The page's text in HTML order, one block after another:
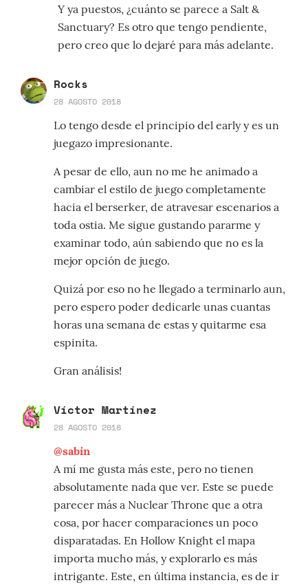
Y ya puestos, ¿cuánto se parece a Salt &
Sanctuary? Es otro que tengo pendiente,
pero creo que lo dejaré para más adelante.
Rocks
28 AGOSTO 2018
Lo tengo desde el principio del early y es un
juegazo impresionante.
A pesar de ello, aun no me he animado a
cambiar el estilo de juego completamente
hacia el berserker, de atravesar escenarios a
toda ostia. Me sigue gustando pararme y
examinar todo, aún sabiendo que no es la
mejor opción de juego.
Quizá por eso no he llegado a terminarlo aun,
pero espero poder dedicarle unas cuantas
horas una semana de estas y quitarme esa
espinita.
Gran análisis!
Víctor Martínez
28 AGOSTO 2018
@sabin
A mí me gusta más este, pero no tienen
absolutamente nada que ver. Este se puede
parecer más a Nuclear Throne que a otra
cosa, por hacer comparaciones un poco
disparatadas. En Hollow Knight el mapa
importa mucho más, y explorarlo es más
intrigante. Este, en última instancia, es de ir